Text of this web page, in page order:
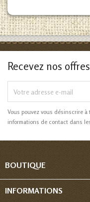
Recevez nos
Vous pouvez vous désinscrire
informations de contact dans
BOUTIQUE
INFORMATIONS